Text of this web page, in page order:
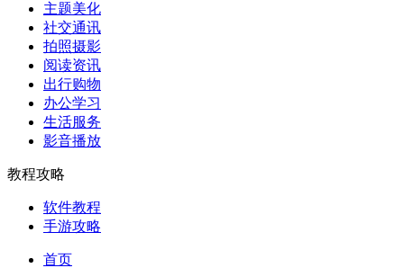
主题美化
社交通讯
拍照摄影
阅读资讯
出行购物
办公学习
生活服务
影音播放
教程攻略
软件教程
手游攻略
首页